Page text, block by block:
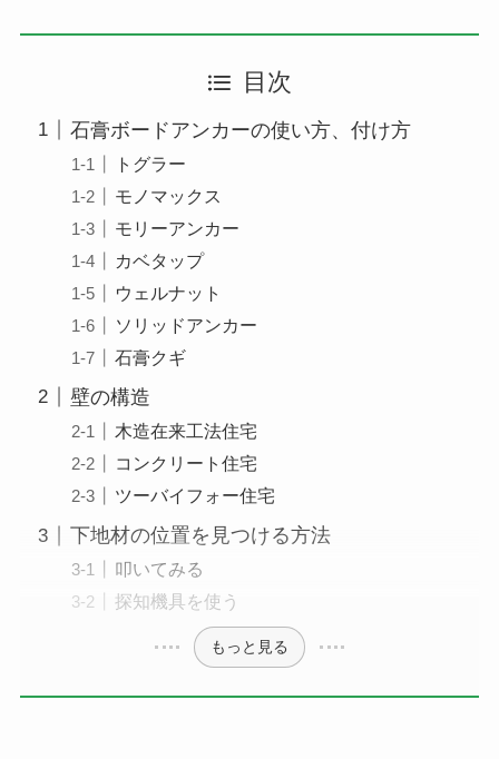
目次
石膏ボードアンカーの使い方、付け方
トグラー
モノマックス
モリーアンカー
カベタップ
ウェルナット
ソリッドアンカー
石膏クギ
壁の構造
木造在来工法住宅
コンクリート住宅
ツーバイフォー住宅
下地材の位置を見つける方法
叩いてみる
探知機具を使う
もっと見る